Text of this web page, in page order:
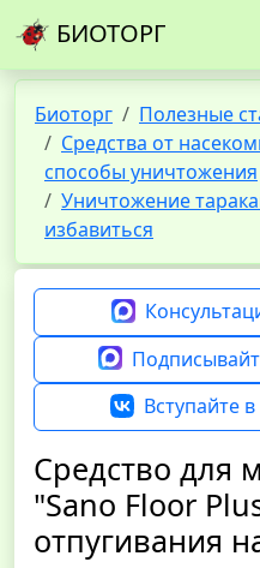
БИОТОРГ
Биоторг
Полезные
Средства от
способы уничтожения
Уничтожение
избавиться
Вступайте
Средство для
"Sano Floor
отпугивания